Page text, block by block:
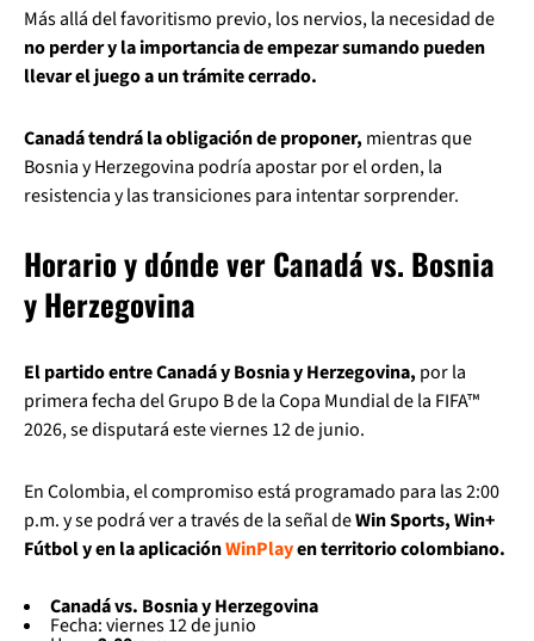
Más allá del favoritismo previo, los nervios, la necesidad de
no perder y la importancia de empezar sumando pueden
llevar el juego a un trámite cerrado.
Canadá tendrá la obligación de proponer, mientras que
Bosnia y Herzegovina podría apostar por el orden, la
resistencia y las transiciones para intentar sorprender.
Horario y dónde ver Canadá vs. Bosnia
y Herzegovina
El partido entre Canadá y Bosnia y Herzegovina, por la
primera fecha del Grupo B de la Copa Mundial de la FIFA™
2026, se disputará este viernes 12 de junio.
En Colombia, el compromiso está programado para las 2:00
p.m. y se podrá ver a través de la señal deWin Sports, Win+
Fútbol y en la aplicaciónWinPlayen territorio colombiano.
Canadá vs. Bosnia y Herzegovina
Fecha: viernes 12 de junio